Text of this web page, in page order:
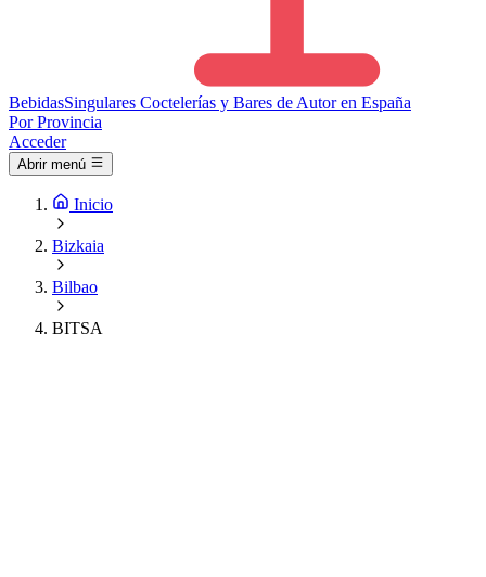
BebidasSingulares Coctelerías y Bares de Autor en España
Por Provincia
Acceder
Abrir menú
Inicio
Bizkaia
Bilbao
BITSA